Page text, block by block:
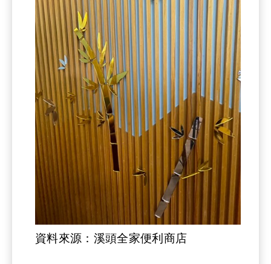
資料來源：溪頭全家便利商店